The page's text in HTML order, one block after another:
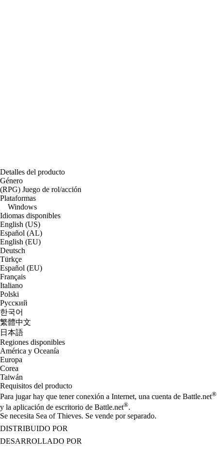
Detalles del producto
Género
(RPG) Juego de rol/acción
Plataformas
Windows
Idiomas disponibles
English (US)
Español (AL)
English (EU)
Deutsch
Türkçe
Español (EU)
Français
Italiano
Polski
Русский
한국어
繁體中文
日本語
Regiones disponibles
América y Oceanía
Europa
Corea
Taiwán
Requisitos del producto
Para jugar hay que tener conexión a Internet, una cuenta de Battle.net®
y la aplicación de escritorio de Battle.net®.
Se necesita Sea of Thieves. Se vende por separado.
DISTRIBUIDO POR
DESARROLLADO POR